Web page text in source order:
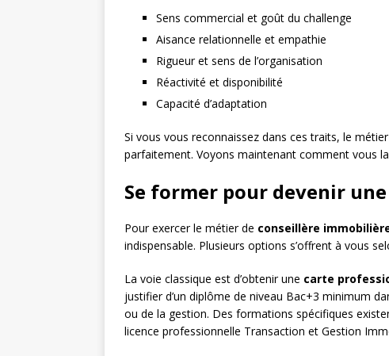
Sens commercial et goût du challenge
Aisance relationnelle et empathie
Rigueur et sens de l’organisation
Réactivité et disponibilité
Capacité d’adaptation
Si vous vous reconnaissez dans ces traits, le
parfaitement. Voyons maintenant comment vous
Se former pour devenir
Pour exercer le métier de conseillère
indispensable. Plusieurs options s’offrent à vous
La voie classique est d’obtenir une carte
justifier d’un diplôme de niveau Bac+3 minimum
ou de la gestion. Des formations spécifiques
licence professionnelle Transaction et Gestion